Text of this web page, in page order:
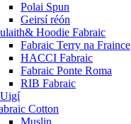
Polai Spun
Geirsí réón
Hoodie Fabraic
Fabraic Terry na Fraince
HACCI Fabraic
Fabraic Ponte Roma
RIB Fabraic
Cotton
Muslin